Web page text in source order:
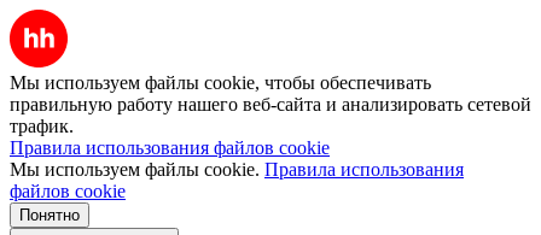
Мы используем файлы cookie, чтобы обеспечивать
правильную работу нашего веб-сайта и анализировать сетевой
трафик.
Правила использования файлов cookie
Мы используем файлы cookie. Правила использования
файлов cookie
Понятно